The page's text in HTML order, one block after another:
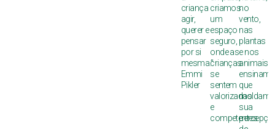
criança
agir,
querer e
pensar
por si
mesma.”
Emmi
Pikler
criamos
um
espaço
seguro,
onde as
crianças
se
sentem
valorizadas
e
competentes.
no
vento,
nas
plantas
e nos
animais,
que
moldam
sua